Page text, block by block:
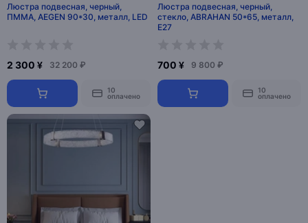
Люстра подвесная, черный,
ПММА, AEGEN 90*30, металл, LED
2 300 ¥ 32 200 ₽
10
оплачено
Люстра подвесная, черный,
стекло, ABRAHAN 50*65, металл,
Е27
700 ¥ 9 800 ₽
10
оплачено